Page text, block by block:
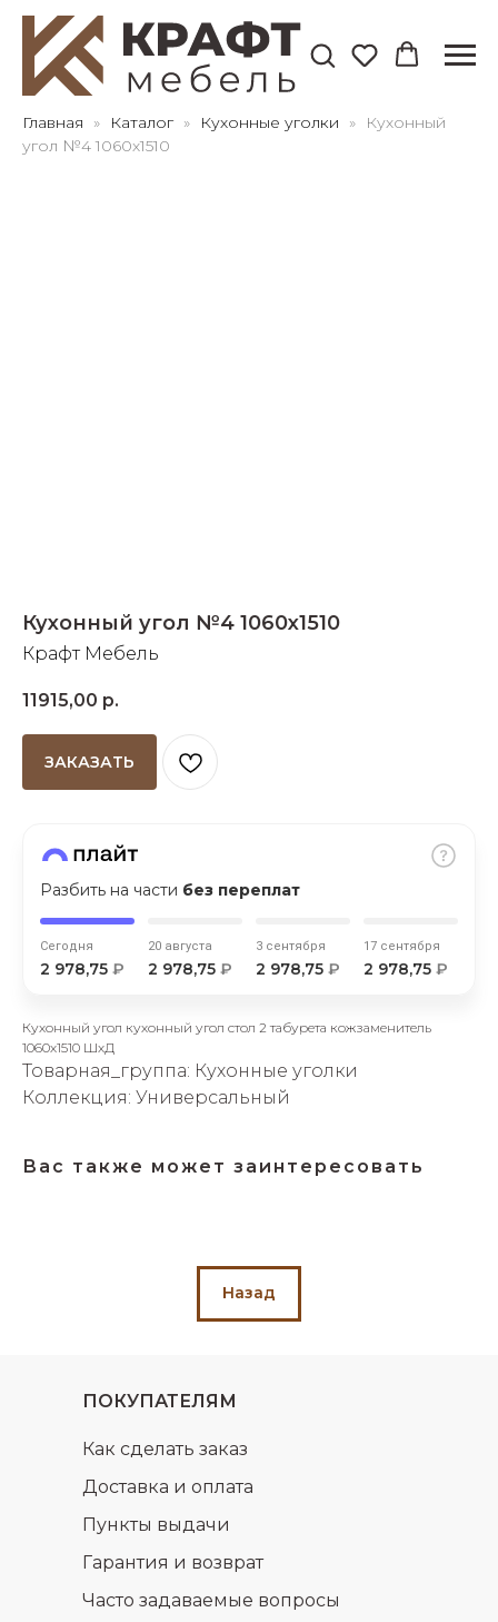
Главная Каталог Кухонные уголки
Кухонный
угол №4 1060х1510
Кухонный угол №4 1060х1510
Крафт Мебель
11915,00 р.
ЗАКАЗАТЬ
Разбить на части без переплат
Сегодня
2 978,75 ₽
20 августа
2 978,75 ₽
3 сентября
2 978,75 ₽
17 сентября
2 978,75 ₽
Оплачивайте сегодня только
25% картой любого банка
Получайте товар
выбранный способом
списываться
по25%каждые 2 недели
об оплате Плайтом
8 800 302-02-51
Кухонный угол кухонный угол стол 2 табурета кожзаменитель
1060х1510 ШхД
Товарная_группа: Кухонные уголки
Коллекция: Универсальный
Вас также может заинтересовать
Назад
ПОКУПАТЕЛЯМ
Доставка и оплата
Часто задаваемые вопросы
Гарантия и возврат
Пункты выдачи
Как сделать заказ